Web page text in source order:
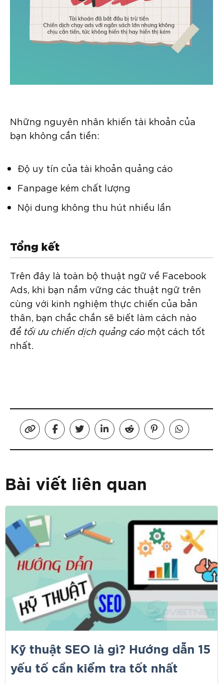
Những nguyên nhân khiến tài khoản của
bạn không cắn tiền:
Độ uy tín của tài khoản quảng cáo
Fanpage kém chất lượng
Nội dung không thu hút nhiều lần
Tổng kết
Trên đây là toàn bộ thuật ngữ về Facebook
Ads, khi bạn nắm vững các thuật ngữ trên
cùng với kinh nghiệm thực chiến của bản
thân, bạn chắc chắn sẽ biết làm cách nào
để tối ưu chiến dịch quảng cáo một cách tốt
nhất.
Bài viết liên quan
Kỹ thuật SEO là gì? Hướng dẫn 15
yếu tố cần kiểm tra tốt nhất